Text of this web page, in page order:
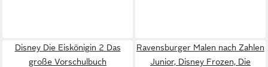
Disney Die Eiskönigin 2 Das
große Vorschulbuch
Ravensburger Malen nach Zahlen
Junior, Disney Frozen, Die